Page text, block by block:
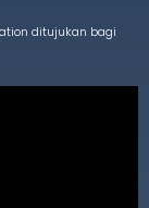
ditujukan bagi